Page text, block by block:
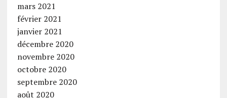
mars 2021
février 2021
janvier 2021
décembre 2020
novembre 2020
octobre 2020
septembre 2020
août 2020